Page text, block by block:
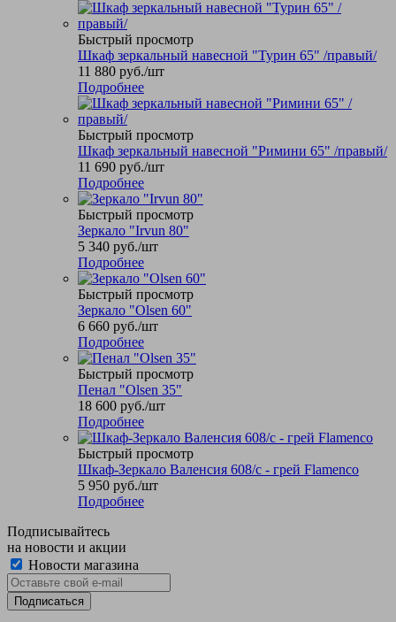
Быстрый просмотр
Шкаф зеркальный навесной "Турин 65" /правый/
11 880 руб./шт
Подробнее
Быстрый просмотр
Шкаф зеркальный навесной "Римини 65" /правый/
11 690 руб./шт
Подробнее
Быстрый просмотр
Зеркало "Irvun 80"
5 340 руб./шт
Подробнее
Быстрый просмотр
Зеркало "Olsen 60"
6 660 руб./шт
Подробнее
Быстрый просмотр
Пенал "Olsen 35"
18 600 руб./шт
Подробнее
Быстрый просмотр
Шкаф-Зеркало Валенсия 608/с - грей Flamenco
5 950 руб./шт
Подробнее
Подписывайтесь
на новости и акции
Новости магазина